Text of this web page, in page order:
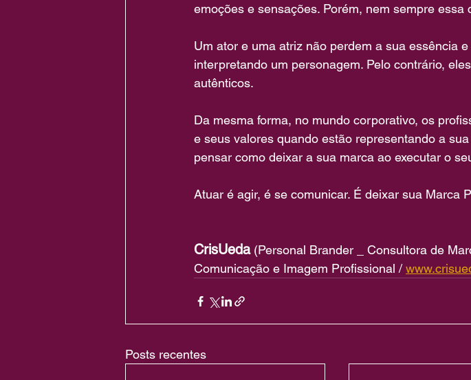
emoções e sensações. Porém, nem sempre essa
Um ator e uma atriz não perdem a sua essência
interpretando um personagem. Pelo contrário,
autênticos.
Da mesma forma, no mundo corporativo, os
e seus valores quando estão representando a
pensar como deixar a sua marca ao executar o
Atuar é agir, é se comunicar. É deixar sua Marca
CrisUeda (Personal Brander _ Consultora de
Comunicação e Imagem Profissional /
Posts recentes